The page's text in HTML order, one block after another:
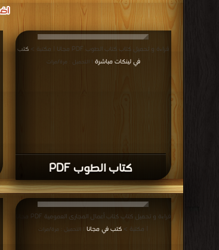
كتاب الطوب PDF
قراءة و تحميل كتاب كتاب الطوب PDF مجانا | مكتبة >
كتب
في لينكات مباشرة
| التحميل : مرة/مرات
| مكتبة > كتب في مجانا| التحميل : مرة/مرات